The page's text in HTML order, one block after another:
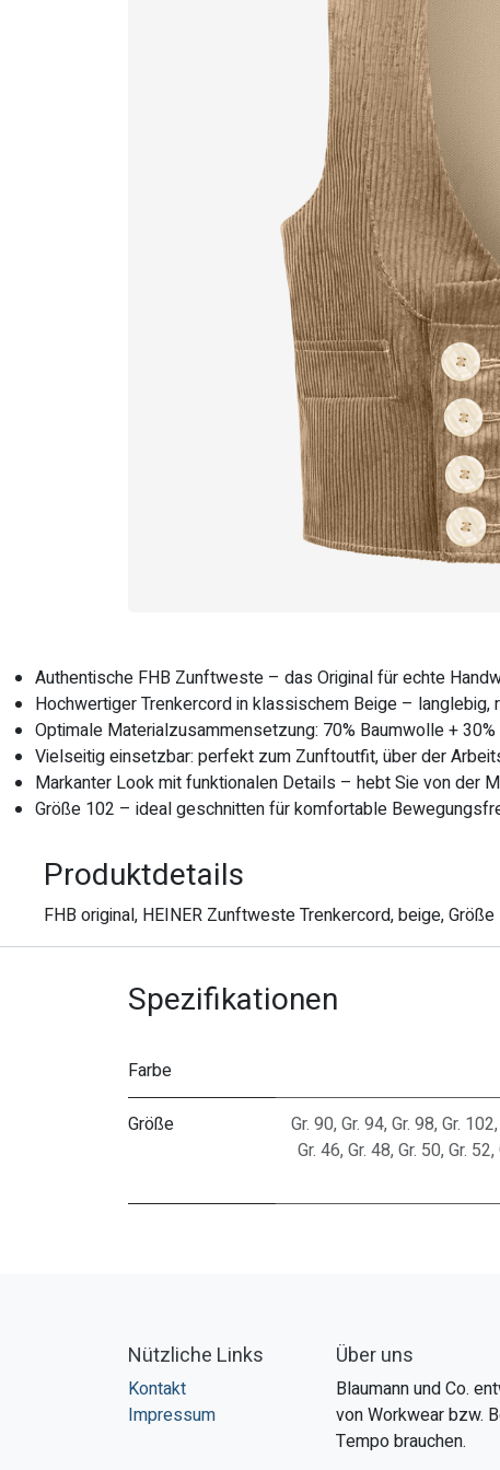
Authentische FHB Zunftweste – das Original für echte
Hochwertiger Trenkercord in klassischem Beige –
Optimale Materialzusammensetzung: 70% Baumwolle +
Vielseitig einsetzbar: perfekt zum Zunftoutfit, über der
Markanter Look mit funktionalen Details – hebt Sie von der
Größe 102 – ideal geschnitten für komfortable
Produktdetails
FHB original, HEINER Zunftweste Trenkercord, beige, Größe
Spezifikationen
Farbe
Größe Gr. 90,Gr. 94,Gr. 98,Gr. 102,
Gr. 46,Gr. 48,Gr. 50,Gr. 52,
Nützliche Links
Kontakt
Impressum
Über uns
Blaumann und Co.
von Workwear bzw.
Tempo brauchen.